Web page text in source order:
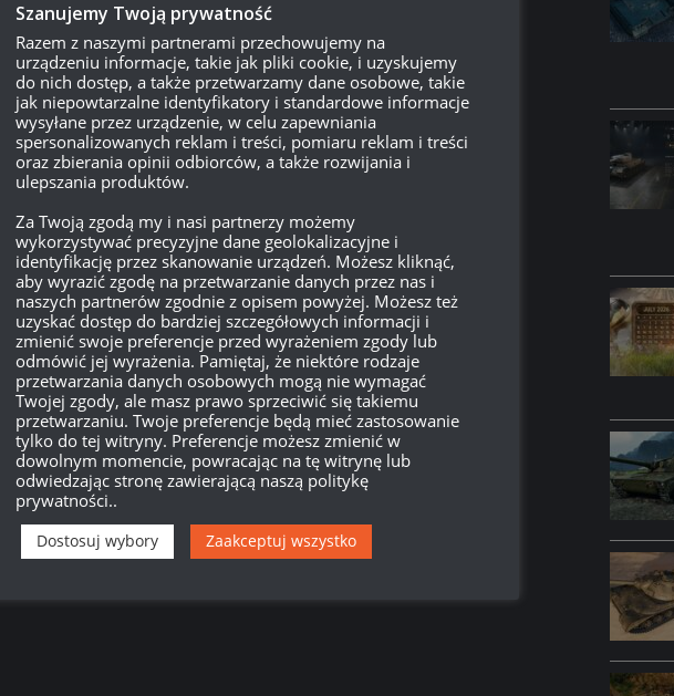
{} [+]
Dowiedz się, w jaki sposób przetwarzane są dane Twoich
Szanujemy Twoją prywatność
Razem z naszymi partnerami przechowujemy na
urządzeniu informacje, takie jak pliki cookie, i uzyskujemy
do nich dostęp, a także przetwarzamy dane osobowe, takie
jak niepowtarzalne identyfikatory i standardowe informacje
wysyłane przez urządzenie, w celu zapewniania
spersonalizowanych reklam i treści, pomiaru reklam i treści
oraz zbierania opinii odbiorców, a także rozwijania i
ulepszania produktów.
Za Twoją zgodą my i nasi partnerzy możemy
wykorzystywać precyzyjne dane geolokalizacyjne i
identyfikację przez skanowanie urządzeń. Możesz kliknąć,
aby wyrazić zgodę na przetwarzanie danych przez nas i
naszych partnerów zgodnie z opisem powyżej. Możesz też
uzyskać dostęp do bardziej szczegółowych informacji i
zmienić swoje preferencje przed wyrażeniem zgody lub
odmówić jej wyrażenia. Pamiętaj, że niektóre rodzaje
przetwarzania danych osobowych mogą nie wymagać
Twojej zgody, ale masz prawo sprzeciwić się takiemu
przetwarzaniu. Twoje preferencje będą mieć zastosowanie
tylko do tej witryny. Preferencje możesz zmienić w
dowolnym momencie, powracając na tę witrynę lub
odwiedzając stronę zawierającą naszą politykę
prywatności..
Dostosuj wybory Zaakceptuj wszystko